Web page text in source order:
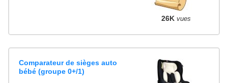
26K vues
Comparateur de sièges auto
bébé (groupe 0+/1)